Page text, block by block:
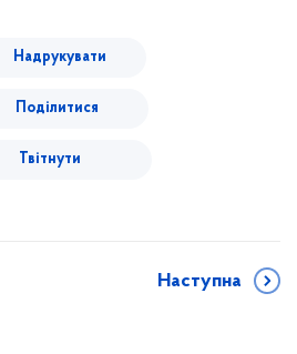
Надрукувати
Поділитися
Твітнути
Наступна